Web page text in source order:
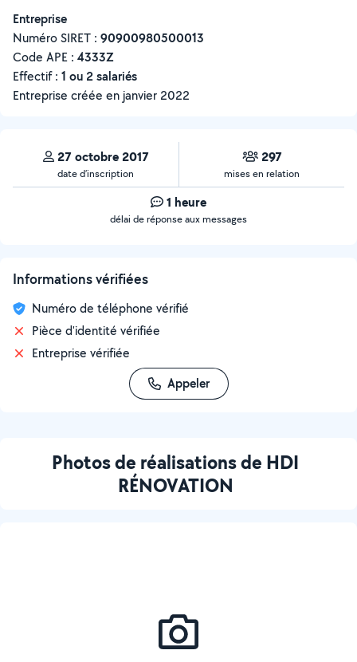
Entreprise
Numéro SIRET : ‍90900980500013
Code APE : 4333Z
Effectif : 1 ou 2 salariés
Entreprise créée en janvier 2022
27 octobre 2017
date d’inscription
297
mises en relation
1 heure
délai de réponse aux messages
Informations vérifiées
Numéro de téléphone vérifié
Pièce d'identité vérifiée
Entreprise vérifiée
Appeler
Photos de réalisations de HDI
RÉNOVATION